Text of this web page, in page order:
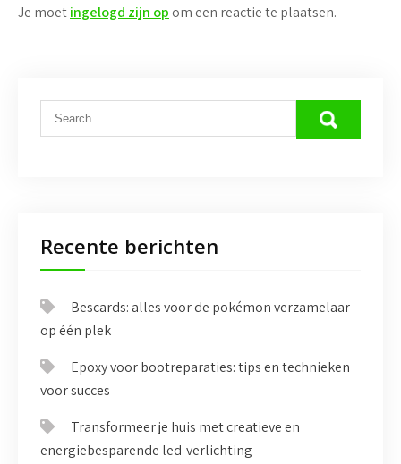
Je moetingelogd zijn op om een reactie te plaatsen.
Recente berichten
Bescards: alles voor de pokémon verzamelaar
op één plek
Epoxy voor bootreparaties: tips en technieken
voor succes
Transformeer je huis met creatieve en
energiebesparende led-verlichting